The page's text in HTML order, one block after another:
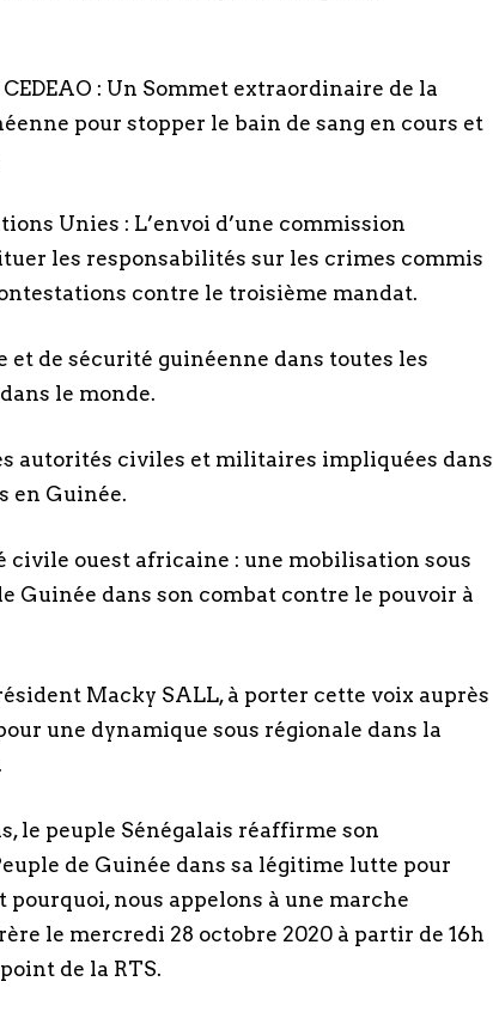
: Un Sommet extraordinaire de la
pour stopper le bain de sang en cours et
Unies : L’envoi d’une commission
les responsabilités sur les crimes commis
contre le troisième mandat.
et de sécurité guinéenne dans toutes les
le monde.
autorités civiles et militaires impliquées dans
en Guinée.
civile ouest africaine : une mobilisation sous
Guinée dans son combat contre le pouvoir à
Macky SALL, à porter cette voix auprès
une dynamique sous régionale dans la
le peuple Sénégalais réaffirme son
de Guinée dans sa légitime lutte pour
pourquoi, nous appelons à une marche
le mercredi 28 octobre 2020 à partir de 16h
de la RTS.